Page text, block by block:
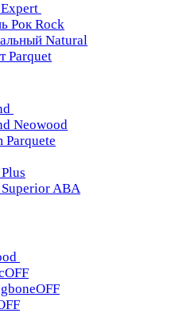
Рок Rock
Natural
Parquet
Neowood
Parquete
ABA